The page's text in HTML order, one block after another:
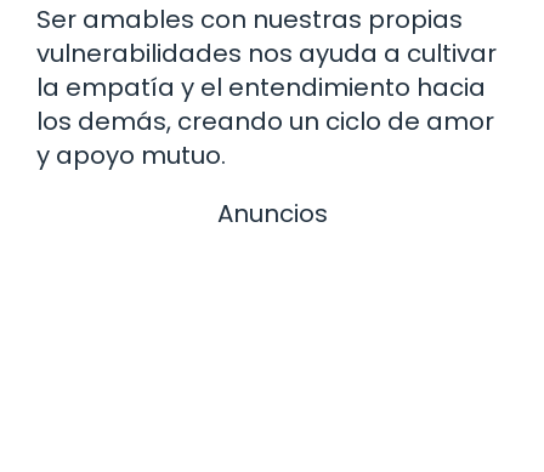
Ser amables con nuestras propias
vulnerabilidades nos ayuda a cultivar
la empatía y el entendimiento hacia
los demás, creando un ciclo de amor
y apoyo mutuo.
Anuncios